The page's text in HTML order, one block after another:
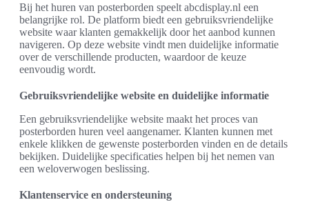
Bij het huren van posterborden speelt abcdisplay.nl een
belangrijke rol. De platform biedt een gebruiksvriendelijke
website waar klanten gemakkelijk door het aanbod kunnen
navigeren. Op deze website vindt men duidelijke informatie
over de verschillende producten, waardoor de keuze
eenvoudig wordt.
Gebruiksvriendelijke website en duidelijke informatie
Een gebruiksvriendelijke website maakt het proces van
posterborden huren veel aangenamer. Klanten kunnen met
enkele klikken de gewenste posterborden vinden en de details
bekijken. Duidelijke specificaties helpen bij het nemen van
een weloverwogen beslissing.
Klantenservice en ondersteuning